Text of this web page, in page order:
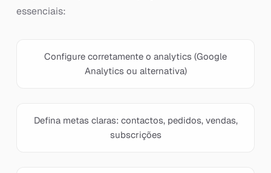
essenciais:
Configure corretamente o analytics (Google
Analytics ou alternativa)
Defina metas claras: contactos, pedidos, vendas,
subscrições